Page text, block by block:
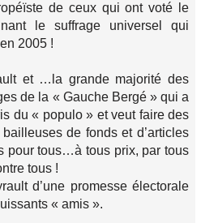
de ceux qui ont voté le
le suffrage universel qui
2005 !
et …la grande majorité des
de la « Gauche Bergé » qui a
du « populo » et veut faire des
de fonds et d’articles
pour tous…à tous prix, par tous
tous !
d’une promesse électorale
« amis ».